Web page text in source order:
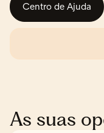
Centro de Ajuda
As suas